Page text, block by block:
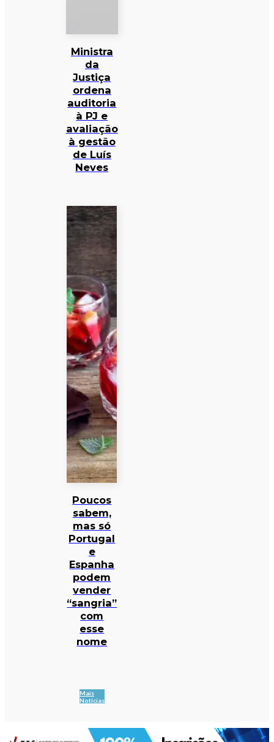
Ministra
da
Justiça
ordena
auditoria
à PJ e
avaliação
à gestão
de Luís
Neves
Poucos
sabem,
mas só
Portugal
e
Espanha
podem
vender
“sangria”
com
esse
nome
Mais
Notícias